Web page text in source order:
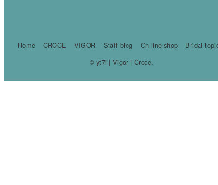
Home CROCE VIGOR Staff blog On line shop
Bridal
© yt7i | Vigor | Croce.